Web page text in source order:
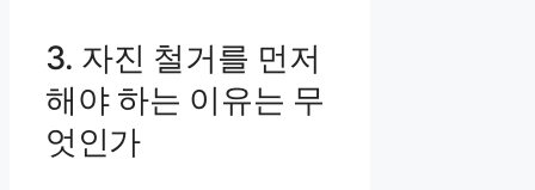
3. 자진 철거를 먼저
해야 하는 이유는 무
엇인가